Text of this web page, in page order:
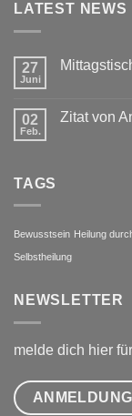
LATEST NEWS
27
Juni
02
Feb.
Zitat von
TAGS
Bewusstsein Heilung
Selbstheilung
NEWSLETTER
melde dich hier
ANMELDUNG